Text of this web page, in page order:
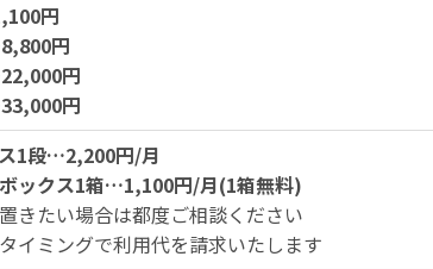
円
円
円
円
1段…2,200円/月
ックス1箱…1,100円/月(1箱無料)
きたい場合は都度ご相談ください
イミングで利用代を請求いたします